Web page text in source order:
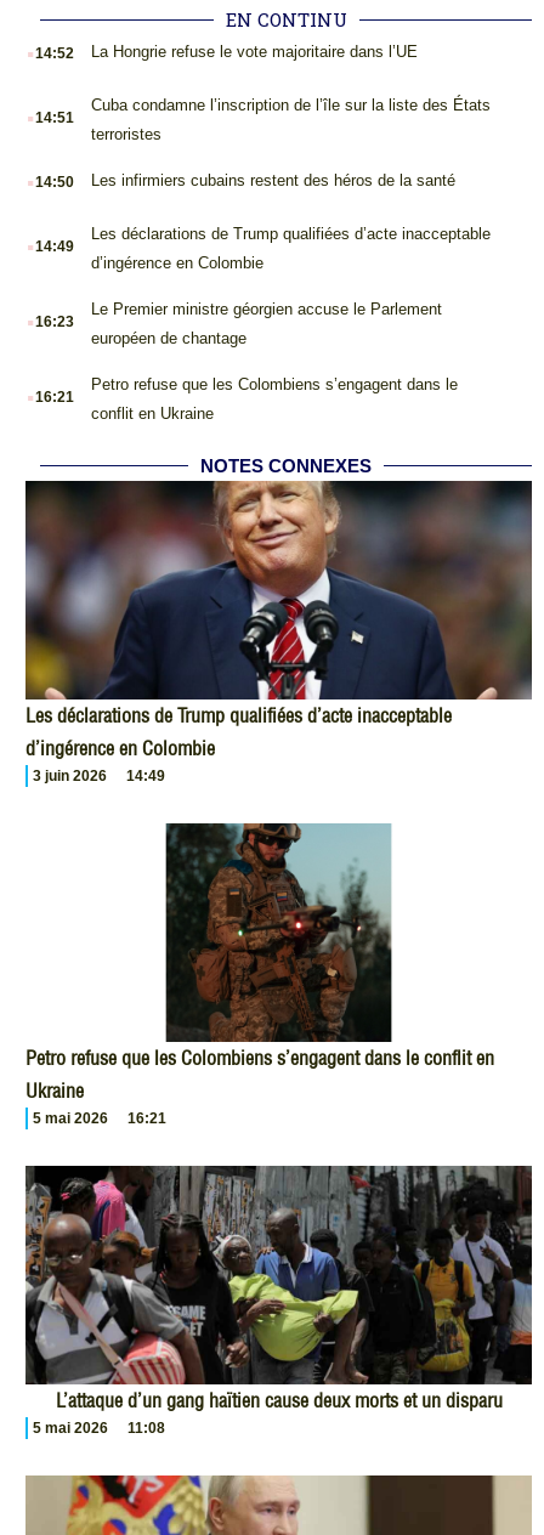
EN CONTINU
.14:52 La Hongrie refuse le vote majoritaire dans l’UE
.14:51
Cuba condamne l’inscription de l’île sur la liste des États
terroristes
.14:50 Les infirmiers cubains restent des héros de la santé
.14:49
Les déclarations de Trump qualifiées d’acte inacceptable
d’ingérence en Colombie
.16:23
Le Premier ministre géorgien accuse le Parlement
européen de chantage
.16:21
Petro refuse que les Colombiens s’engagent dans le
conflit en Ukraine
NOTES CONNEXES
Les déclarations de Trump qualifiées d’acte inacceptable
d’ingérence en Colombie
3 juin 2026 14:49
Petro refuse que les Colombiens s’engagent dans le conflit en
Ukraine
5 mai 2026 16:21
L’attaque d’un gang haïtien cause deux morts et un disparu
5 mai 2026 11:08